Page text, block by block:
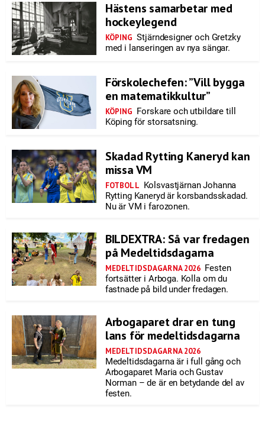
Hästens samarbetar med
hockeylegend
KÖPING Stjärndesigner och Gretzky
med i lanseringen av nya sängar.
Förskolechefen: ”Vill bygga
en matematikkultur”
KÖPING Forskare och utbildare till
Köping för storsatsning.
Skadad Rytting Kaneryd kan
missa VM
FOTBOLL Kolsvastjärnan Johanna
Rytting Kaneryd är korsbandsskadad.
Nu är VM i farozonen.
BILDEXTRA: Så var fredagen
på Medeltidsdagarna
MEDELTIDSDAGARNA 2026 Festen
fortsätter i Arboga. Kolla om du
fastnade på bild under fredagen.
Arbogaparet drar en tung
lans för medeltidsdagarna
MEDELTIDSDAGARNA 2026
Medeltidsdagarna är i full gång och
Arbogaparet Maria och Gustav
Norman – de är en betydande del av
festen.